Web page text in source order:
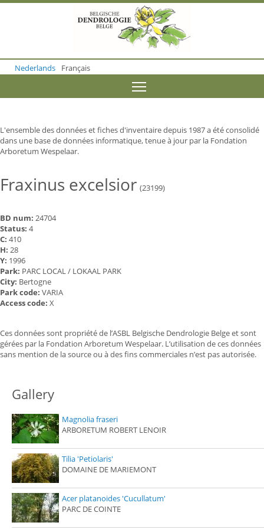
o
m
o
n
t
e
t
Nederlands Français
L'ensemble des données et fiches d'inventaire depuis 1987 a été consolidé
dans une base de données informatique, tenue à jour par la Fondation
Arboretum Wespelaar.
Fraxinus excelsior (23199)
BD num: 24704
Status: 4
C: 410
H: 28
Y: 1996
Park: PARC LOCAL / LOKAAL PARK
City: Bertogne
Park code: VARIA
Access code: X
Ces données sont propriété de l’ASBL Belgische Dendrologie Belge et sont
gérées par la Fondation Arboretum Wespelaar. L’utilisation de ces données
sans mention de la source ou à des fins commerciales n’est pas autorisée.
Gallery
Magnolia fraseri
ARBORETUM ROBERT LENOIR
Tilia 'Petiolaris'
DOMAINE DE MARIEMONT
Acer platanoides 'Cucullatum'
PARC DE COINTE